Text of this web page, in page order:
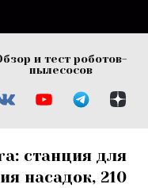
и тест роботов-
пылесосов
станция для
насадок, 210